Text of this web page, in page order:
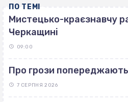
ПО ТЕМІ
Мистецько-краєзнавчу
Черкащині
09:00
Про грози
7 СЕРПНЯ 2026